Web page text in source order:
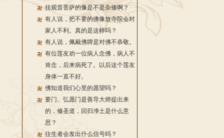
挂观音菩萨的像是不是杂修啊？
有人说，把不要的佛像放寺院会对
家人不利。真的是这样吗？
有人说，佩戴佛牌是对佛不恭敬。
有位莲友劝一位病人念佛，病人不
肯念，后来病死了。以后这个莲友
身体一直不好。
佛知道我们心里的愿望吗？
要门、弘愿门是善导大师提出来
的，修圣道，回归净土是什么意
思？
往生者会发出什么信号吗？